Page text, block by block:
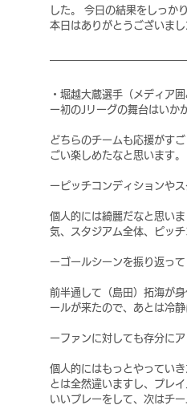
した。 今日の結果をしっか
本日はありがとうございまし
・堀越大蔵選手（メディア囲
ー初のJリーグの舞台はいか
どちらのチームも応援がす
ごい楽しめたなと思います。
ーピッチコンディションや
個人的には綺麗だなと思い
気、スタジアム全体、ピッ
ーゴールシーンを振り返っ
前半通して（島田）拓海が
ールが来たので、あとは冷静
ーファンに対しても存分に
個人的にはもっとやってい
とは全然違いますし、プレ
いいプレーをして、次はチ